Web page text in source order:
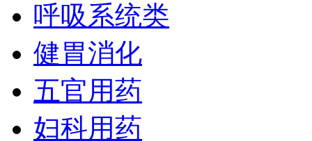
呼吸系统类
健胃消化
五官用药
妇科用药